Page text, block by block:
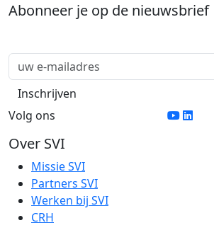
Abonneer je op de nieuwsbrief
Volg ons
Over SVI
Missie SVI
Partners SVI
Werken bij SVI
CRH